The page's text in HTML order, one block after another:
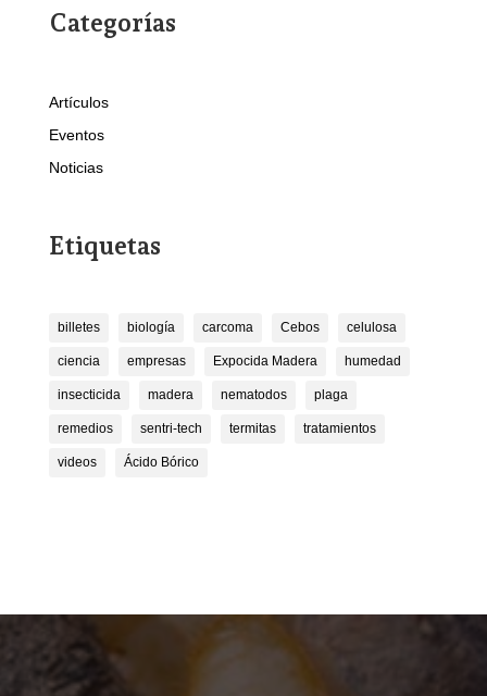
Categorías
Artículos
Eventos
Noticias
Etiquetas
billetes biología carcoma Cebos celulosa
ciencia empresas Expocida Madera humedad
insecticida madera nematodos plaga
remedios sentri-tech termitas tratamientos
videos Ácido Bórico